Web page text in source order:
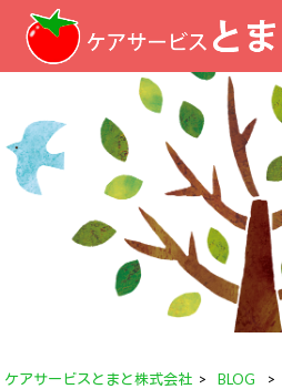
ケアサービスとまと株式会社 > BLOG >